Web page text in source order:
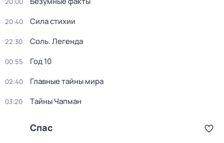
20:40 Сила стихии
22:30 Соль. Легенда
00:55 Год 10
02:40 Главные тайны мира
03:20 Тaйны Чапман
Спас